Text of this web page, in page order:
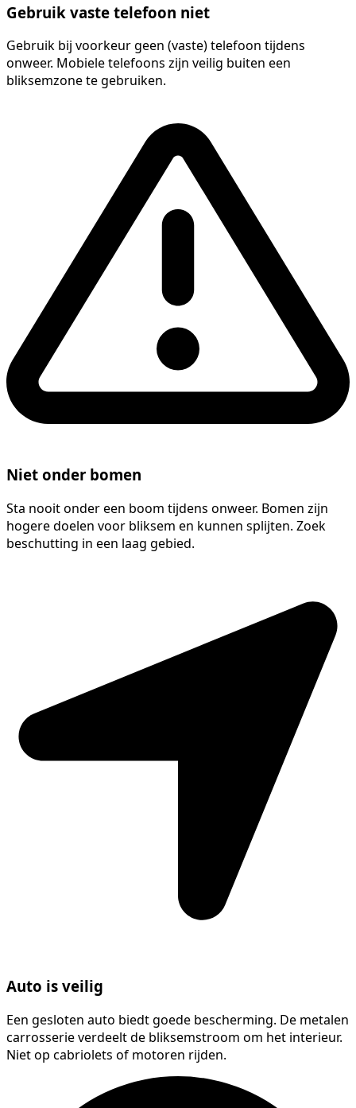
Gebruik vaste telefoon niet
Gebruik bij voorkeur geen (vaste) telefoon tijdens
onweer. Mobiele telefoons zijn veilig buiten een
bliksemzone te gebruiken.
Niet onder bomen
Sta nooit onder een boom tijdens onweer. Bomen zijn
hogere doelen voor bliksem en kunnen splijten. Zoek
beschutting in een laag gebied.
Auto is veilig
Een gesloten auto biedt goede bescherming. De metalen
carrosserie verdeelt de bliksemstroom om het interieur.
Niet op cabriolets of motoren rijden.